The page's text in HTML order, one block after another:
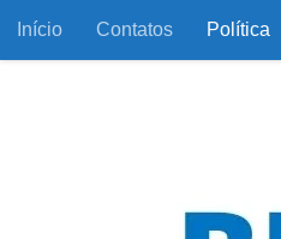
Skip to content
Início Contatos Política